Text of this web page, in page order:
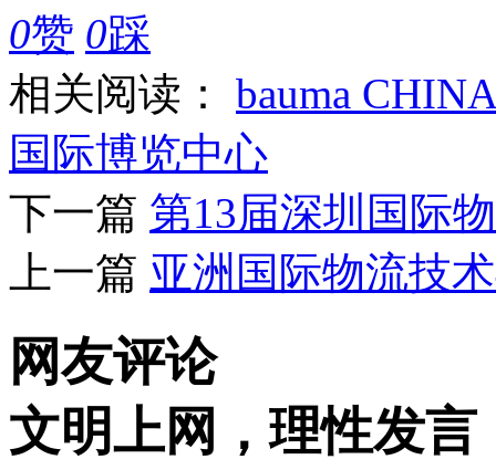
0赞 0踩
相关阅读： bauma
国际博览中心
下一篇 第13届深圳国际
上一篇 亚洲国际物流技
网友评论
文明上网，理性发言